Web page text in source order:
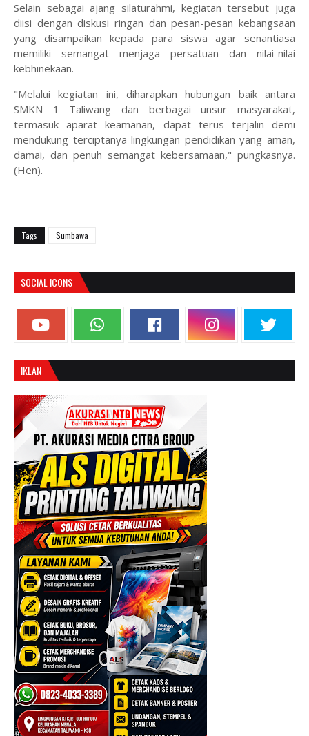
‎Selain sebagai ajang silaturahmi, kegiatan tersebut juga
diisi dengan diskusi ringan dan pesan-pesan kebangsaan
yang disampaikan kepada para siswa agar senantiasa
memiliki semangat menjaga persatuan dan nilai-nilai
kebhinekaan.
‎"Melalui kegiatan ini, diharapkan hubungan baik antara
SMKN 1 Taliwang dan berbagai unsur masyarakat,
termasuk aparat keamanan, dapat terus terjalin demi
mendukung terciptanya lingkungan pendidikan yang aman,
damai, dan penuh semangat kebersamaan," pungkasnya.
(Hen).
Tags Sumbawa
SOCIAL ICONS
IKLAN